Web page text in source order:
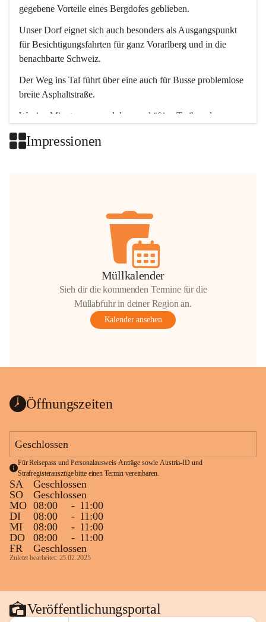
gegebene Vorteile eines Bergdofes geblieben.
Unser Dorf eignet sich auch besonders als Ausgangspunkt
für Besichtigungsfahrten für ganz Vorarlberg und in die
benachbarte Schweiz.
Der Weg ins Tal führt über eine auch für Busse problemlose
breite Asphaltstraße.
Wenige Minuten nur, und das geschäftige Treiben der
Impressionen
Müllkalender
Sieh dir die kommenden Termine für die
Müllabfuhr in deiner Region an.
Kalender ansehen
Öffnungszeiten
Geschlossen
Für Reisepass und Personalausweis Anträge sowie Austria-ID und
Strafregisterauszüge bitte einen Termin vereinbaren.
SA
Geschlossen
SO
Geschlossen
MO 08:00 - 11:00
DI
08:00 - 11:00
MI
08:00 - 11:00
DO
08:00 - 11:00
FR
Geschlossen
Zuletzt bearbeitet: 25.02.2025
Veröffentlichungsportal